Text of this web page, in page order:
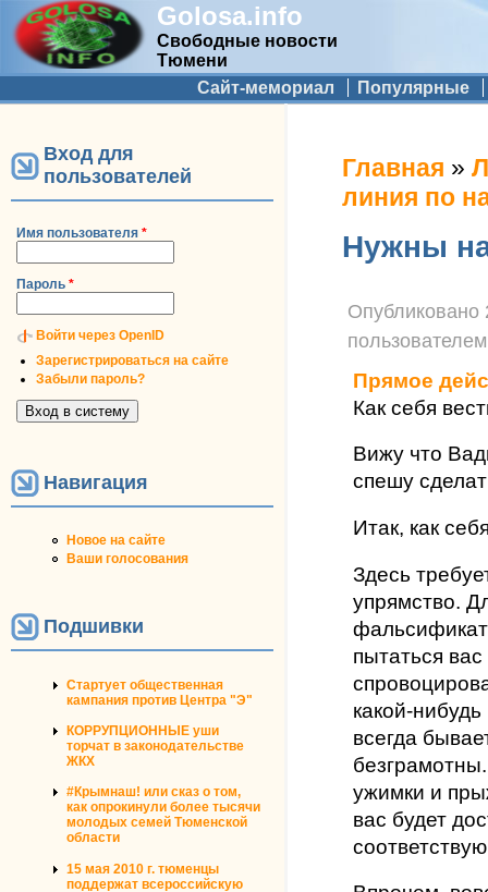
Golosa.info
Свободные новости
Тюмени
Дополнительное меню
Сайт-мемориал Популярные
Вход для
пользователей
Имя пользователя *
Пароль *
Войти через OpenID
Зарегистрироваться на сайте
Забыли пароль?
Навигация
Новое на сайте
Ваши голосования
Подшивки
Стартует общественная
кампания против Центра "Э"
КОРРУПЦИОННЫЕ уши
торчат в законодательстве
ЖКХ
#Крымнаш! или сказ о том,
как опрокинули более тысячи
молодых семей Тюменской
области
15 мая 2010 г. тюменцы
поддержат всероссийскую
Вы здесь
Главная »
линия по
Нужны
Опубликовано
Прямое
Как себя
Вижу что
спешу
Итак, как
Здесь
упрямство.
пытаться
какой-
всегда
ужимки и
вас будет